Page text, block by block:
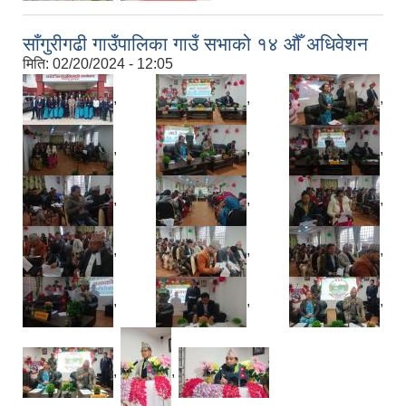
साँगुरीगढी गाउँपालिका गाउँ सभाको १४ औँ अधिवेशन
मिति: 02/20/2024 - 12:05
, , ,
, , ,
, , ,
, , ,
, , ,
, ,